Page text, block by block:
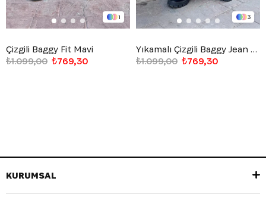
1
Çizgili Baggy Fit Mavi
₺769,30
₺1.099,00
3
Yıkamalı Çizgili Baggy Jean Mavi
₺769,30
₺1.099,00
KURUMSAL